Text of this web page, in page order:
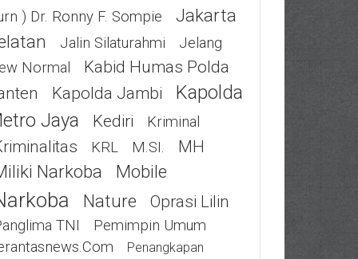
) Dr. Ronny F. Sompie
Jakarta
Jalin Silaturahmi
Jelang
Normal
Kabid Humas Polda
Kapolda Jambi
Kapolda
Jaya
Kediri Kriminal
KRL M.SI. MH
Narkoba Mobile
Nature Oprasi Lilin
TNI
Pemimpin Umum
Penangkapan